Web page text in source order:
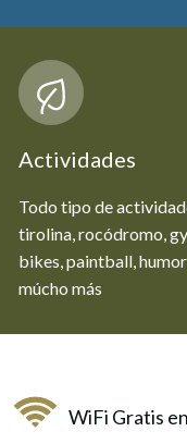
Actividades
Todo tipo de
tirolina, rocódromo,
bikes, paintball,
múcho más
WiFi Gratis